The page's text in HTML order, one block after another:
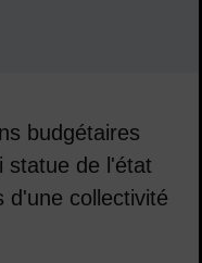
budgétaires
statue de l'état
d'une collectivité